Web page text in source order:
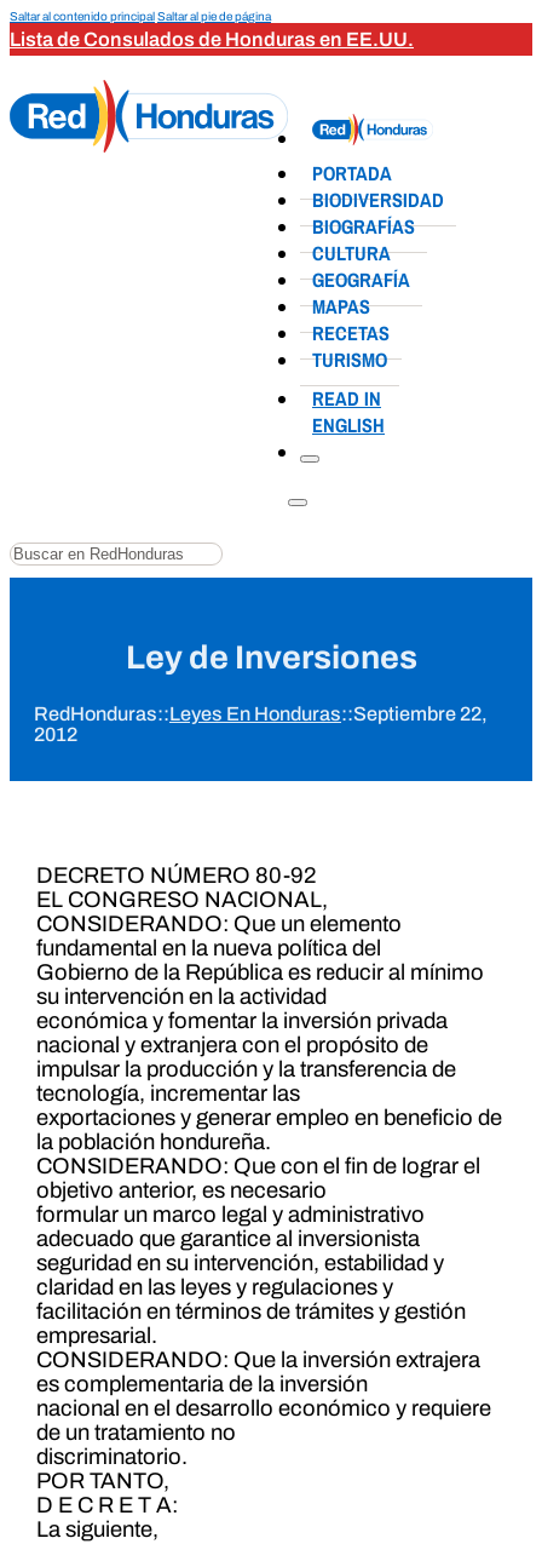
Saltar al contenido principalSaltar al pie de página
Lista de Consulados de Honduras en EE.UU.
PORTADA
BIODIVERSIDAD
BIOGRAFÍAS
CULTURA
GEOGRAFÍA
MAPAS
RECETAS
TURISMO
READ IN
ENGLISH
Buscar
Ley de Inversiones
RedHonduras::Leyes En Honduras::Septiembre 22,
2012
DECRETO NÚMERO 80-92
EL CONGRESO NACIONAL,
CONSIDERANDO: Que un elemento
fundamental en la nueva política del
Gobierno de la República es reducir al mínimo
su intervención en la actividad
económica y fomentar la inversión privada
nacional y extranjera con el propósito de
impulsar la producción y la transferencia de
tecnología, incrementar las
exportaciones y generar empleo en beneficio de
la población hondureña.
CONSIDERANDO: Que con el fin de lograr el
objetivo anterior, es necesario
formular un marco legal y administrativo
adecuado que garantice al inversionista
seguridad en su intervención, estabilidad y
claridad en las leyes y regulaciones y
facilitación en términos de trámites y gestión
empresarial.
CONSIDERANDO: Que la inversión extrajera
es complementaria de la inversión
nacional en el desarrollo económico y requiere
de un tratamiento no
discriminatorio.
POR TANTO,
D E C R E T A:
La siguiente,